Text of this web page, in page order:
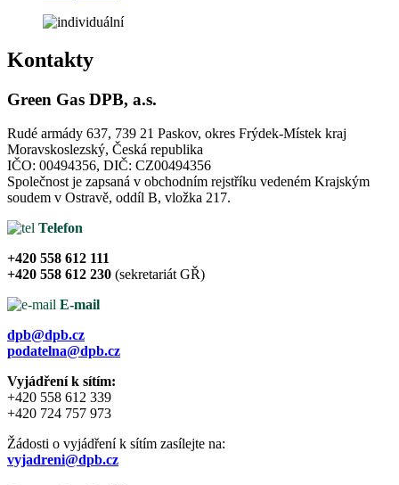
Kontakty
Green Gas DPB, a.s.​
Rudé armády 637, 739 21 Paskov, okres Frýdek-Místek​ kraj
Moravskoslezský, Česká republika​
IČO: 00494356, DIČ: CZ00494356​
Společnost je zapsaná v obchodním rejstříku vedeném Krajským
soudem v Ostravě, oddíl B, vložka 217.
Telefon
+420 558 612 111
+420 558 612 230 (sekretariát GŘ)​
E-mail
dpb@dpb.cz
podatelna@dpb.cz
Vyjádření k sítím:
+420 558 612 339
+420 724 757 973
Žádosti o vyjádření k sítím zasílejte na:
vyjadreni@dpb.cz